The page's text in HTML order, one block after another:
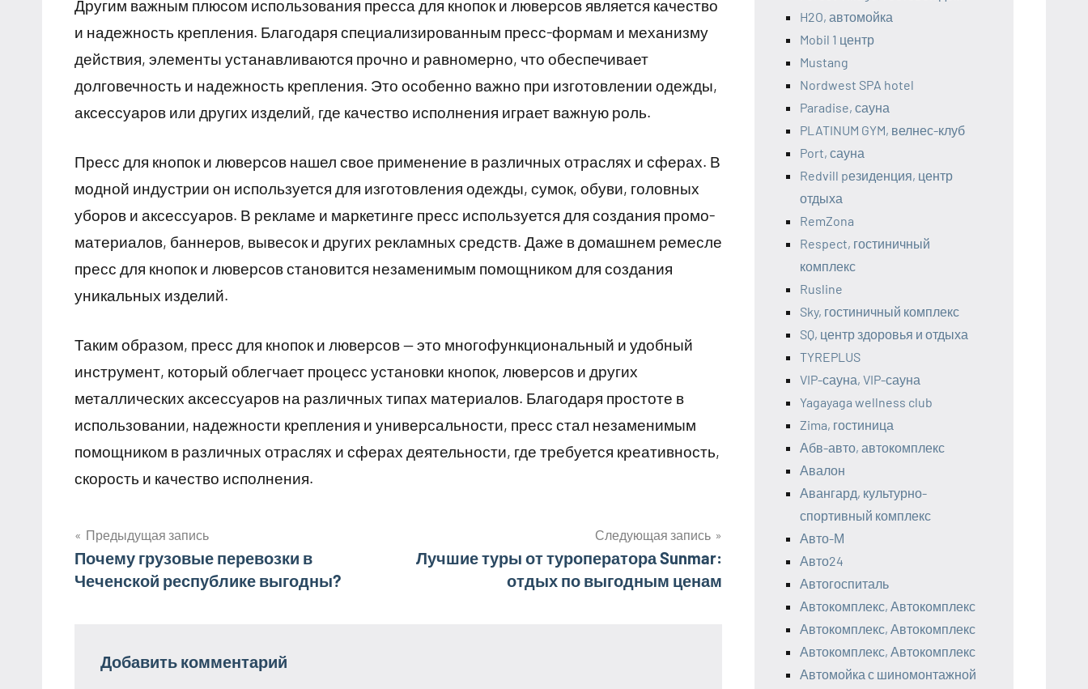
Другим важным плюсом использования пресса для кнопок и люверсов является качество
и надежность крепления. Благодаря специализированным пресс-формам и механизму
действия, элементы устанавливаются прочно и равномерно, что обеспечивает
долговечность и надежность крепления. Это особенно важно при изготовлении одежды,
аксессуаров или других изделий, где качество исполнения играет важную роль.
Пресс для кнопок и люверсов нашел свое применение в различных отраслях и сферах. В
модной индустрии он используется для изготовления одежды, сумок, обуви, головных
уборов и аксессуаров. В рекламе и маркетинге пресс используется для создания промо-
материалов, баннеров, вывесок и других рекламных средств. Даже в домашнем ремесле
пресс для кнопок и люверсов становится незаменимым помощником для создания
уникальных изделий.
Таким образом, пресс для кнопок и люверсов — это многофункциональный и удобный
инструмент, который облегчает процесс установки кнопок, люверсов и других
металлических аксессуаров на различных типах материалов. Благодаря простоте в
использовании, надежности крепления и универсальности, пресс стал незаменимым
помощником в различных отраслях и сферах деятельности, где требуется креативность,
скорость и качество исполнения.
Навигация
по
Предыдущая запись
Почему грузовые перевозки в
Чеченской республике выгодны?
Следующая запись
Лучшие туры от туроператора Sunmar:
отдых по выгодным ценам
Добавить комментарий
H2O, автомойка
Mobil 1 центр
Mustang
Nordwest SPA hotel
Paradise, сауна
PLATINUM GYM, велнес-клуб
Port, сауна
Redvill pезиденция, центр
отдыха
RemZona
Respect, гостиничный
комплекс
Rusline
Sky, гостиничный комплекс
SQ, центр здоровья и отдыха
TYREPLUS
VIP-сауна, VIP-сауна
Yagayaga wellness club
Zima, гостиница
Абв-авто, автокомплекс
Авалон
Авангард, культурно-
спортивный комплекс
Авто-М
Авто24
Автогоспиталь
Автокомплекс, Автокомплекс
Автокомплекс, Автокомплекс
Автокомплекс, Автокомплекс
Автомойка с шиномонтажной